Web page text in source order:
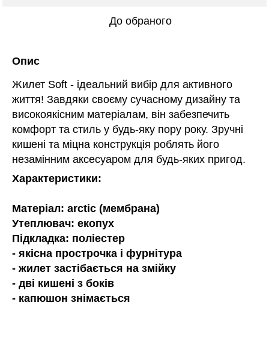
До обраного
Опис
Жилет Soft - ідеальний вибір для активного
життя! Завдяки своєму сучасному дизайну та
високоякісним матеріалам, він забезпечить
комфорт та стиль у будь-яку пору року. Зручні
кишені та міцна конструкція роблять його
незамінним аксесуаром для будь-яких пригод.
Характеристики:
Матеріал: arctic (мембрана)
Утеплювач: екопух
Підкладка: поліестер
- якісна прострочка і фурнітура
- жилет застібається на змійку
- дві кишені з боків
- капюшон знімається